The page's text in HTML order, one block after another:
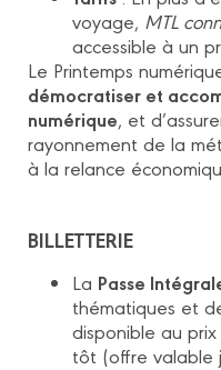
voyage, MTL
accessible à un
Le Printemps
démocratiser et
numérique, et
rayonnement de la
à la relance
BILLETTERIE
La Passe
thématiques et
disponible au
tôt (offre valable